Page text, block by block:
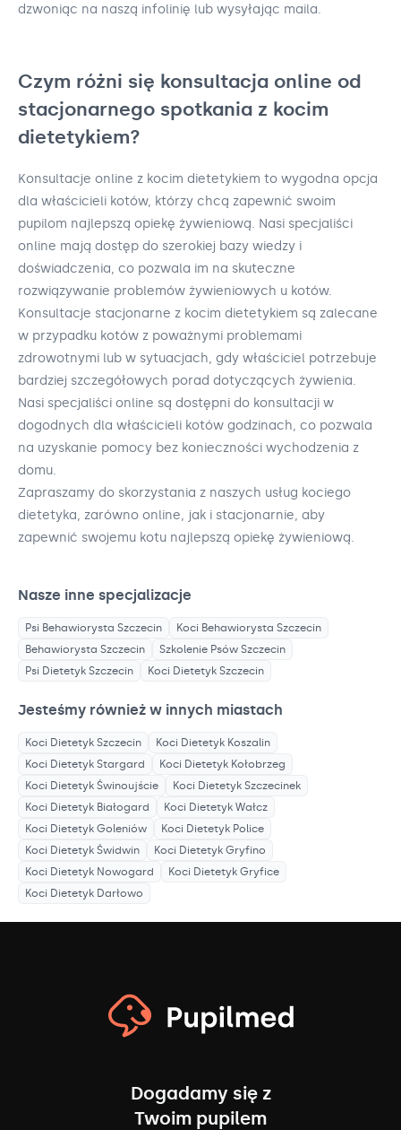
dzwoniąc na naszą infolinię lub wysyłając maila.
Czym różni się konsultacja online od
stacjonarnego spotkania z kocim
dietetykiem?
Konsultacje online z kocim dietetykiem to wygodna opcja
dla właścicieli kotów, którzy chcą zapewnić swoim
pupilom najlepszą opiekę żywieniową. Nasi specjaliści
online mają dostęp do szerokiej bazy wiedzy i
doświadczenia, co pozwala im na skuteczne
rozwiązywanie problemów żywieniowych u kotów.
Konsultacje stacjonarne z kocim dietetykiem są zalecane
w przypadku kotów z poważnymi problemami
zdrowotnymi lub w sytuacjach, gdy właściciel potrzebuje
bardziej szczegółowych porad dotyczących żywienia.
Nasi specjaliści online są dostępni do konsultacji w
dogodnych dla właścicieli kotów godzinach, co pozwala
na uzyskanie pomocy bez konieczności wychodzenia z
domu.
Zapraszamy do skorzystania z naszych usług kociego
dietetyka, zarówno online, jak i stacjonarnie, aby
zapewnić swojemu kotu najlepszą opiekę żywieniową.
Nasze inne specjalizacje
Psi Behawiorysta Szczecin Koci Behawiorysta Szczecin
Behawiorysta Szczecin Szkolenie Psów Szczecin
Psi Dietetyk Szczecin Koci Dietetyk Szczecin
Jesteśmy również w innych miastach
Koci Dietetyk Szczecin Koci Dietetyk Koszalin
Koci Dietetyk Stargard Koci Dietetyk Kołobrzeg
Koci Dietetyk Świnoujście Koci Dietetyk Szczecinek
Koci Dietetyk Białogard Koci Dietetyk Wałcz
Koci Dietetyk Goleniów Koci Dietetyk Police
Koci Dietetyk Świdwin Koci Dietetyk Gryfino
Koci Dietetyk Nowogard Koci Dietetyk Gryfice
Koci Dietetyk Darłowo
Dogadamy się z
Twoim pupilem